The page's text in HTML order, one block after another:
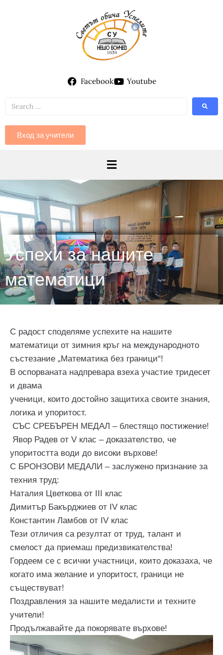
Facebook Youtube
Вход за учители
Успехи за нашите
математици
С радост споделяме успехите на нашите
математици от зимния кръг на международното
състезание „Математика без граници“!
В оспорваната надпревара взеха участие тридесет
и двама
ученици, които достойно защитиха своите знания,
логика и упоритост.
СЪС СРЕБЪРЕН МЕДАЛ – блестящо постижение!
Явор Радев от V клас – доказателство, че
упоритостта води до високи върхове!
С БРОНЗОВИ МЕДАЛИ – заслужено признание за
техния труд:
Наталия Цветкова от III клас
Димитър Бакърджиев от IV клас
Константин Ламбов от IV клас
Тези отличия са резултат от труд, талант и
смелост да приемаш предизвикателства!
Гордеем се с всички участници, които доказаха, че
когато има желание и упоритост, граници не
съществуват!
Поздравления за нашите медалисти и техните
учители!
Продължавайте да покорявате върхове!